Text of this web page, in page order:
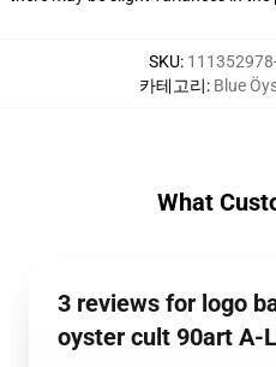
SKU:
카테고리: Blue
What
3 reviews for logo
oyster cult 90art A-